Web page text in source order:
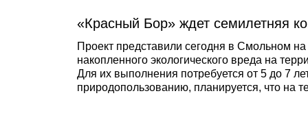
«Красный Бор» ждет семилетняя
Проект представили сегодня в Смольном
накопленного экологического вреда на
Для их выполнения потребуется от 5 до 7
природопользованию, планируется, что на